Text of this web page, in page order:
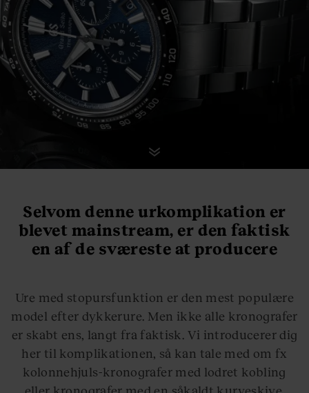
Selvom denne urkomplikation er
blevet mainstream, er den faktisk
en af de sværeste at producere
Ure med stopursfunktion er den mest populære
model efter dykkerure. Men ikke alle kronografer
er skabt ens, langt fra faktisk. Vi introducerer dig
her til komplikationen, så kan tale med om fx
kolonnehjuls-kronografer med lodret kobling